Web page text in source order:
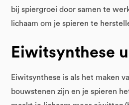
bij spiergroei door samen te
lichaam om je spieren te
Eiwitsynthese
Eiwitsynthese is als het maken
bouwstenen zijn en je spieren